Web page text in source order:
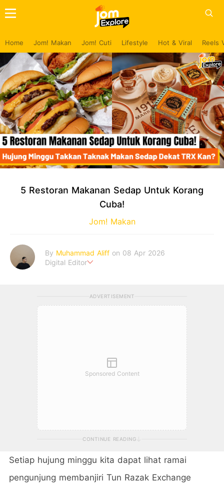
Home Jom! Makan Jom! Cuti Lifestyle Hot & Viral Reels
5 Restoran Makanan Sedap Untuk Korang
Cuba!
Jom! Makan
By Muhammad Aliff on 08 Apr 2026
Digital Editor
ADVERTISEMENT
Sponsored Content
CONTINUE READING
Setiap hujung minggu kita dapat lihat ramai
pengunjung membanjiri Tun Razak Exchange